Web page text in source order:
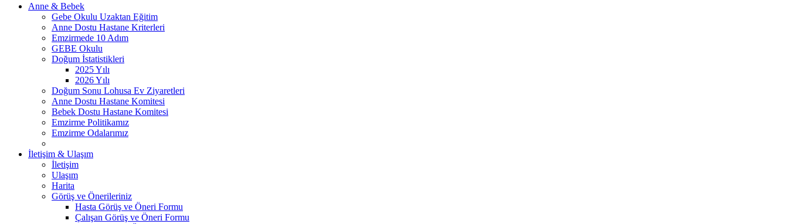
Anne & Bebek
Gebe Okulu Uzaktan Eğitim
Anne Dostu Hastane Kriterleri
Emzirmede 10 Adım
GEBE Okulu
Doğum İstatistikleri
2025 Yılı
2026 Yılı
Doğum Sonu Lohusa Ev Ziyaretleri
Anne Dostu Hastane Komitesi
Bebek Dostu Hastane Komitesi
Emzirme Politikamız
Emzirme Odalarımız
İletişim & Ulaşım
İletişim
Ulaşım
Harita
Görüş ve Önerileriniz
Hasta Görüş ve Öneri Formu
Çalışan Görüş ve Öneri Formu